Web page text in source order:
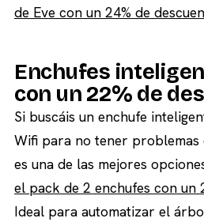
de Eve con un 24% de
Enchufes
con un 22% de
Si buscáis un enchufe
Wifi para no tener
es una de las mejores
el pack de 2 enchufes con un
Ideal para automatizar el